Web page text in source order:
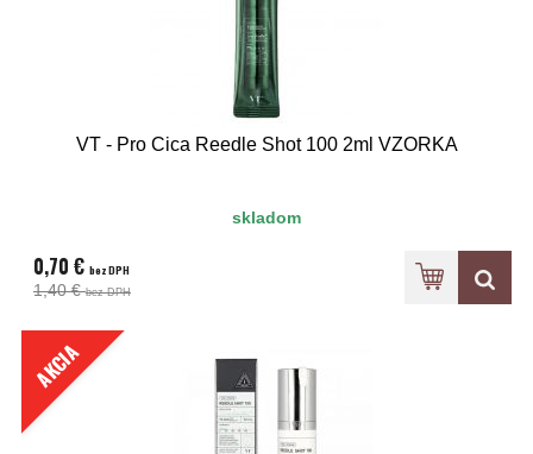
VT - Pro Cica Reedle Shot 100 2ml VZORKA
skladom
0,70 € bez DPH
1,40 €bez DPH
AKCIA